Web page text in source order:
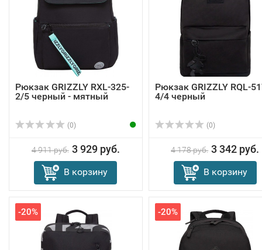
Рюкзак GRIZZLY RXL-325-
2/5 черный - мятный
(0)
4 911 руб. 3 929 руб.
В корзину
Рюкзак GRIZZLY RQL-
4/4 черный
(0)
4 178 руб. 3 342 руб.
В корзину
-20% -20%